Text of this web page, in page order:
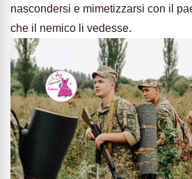
nascondersi e mimetizzarsi con il
che il nemico li vedesse.